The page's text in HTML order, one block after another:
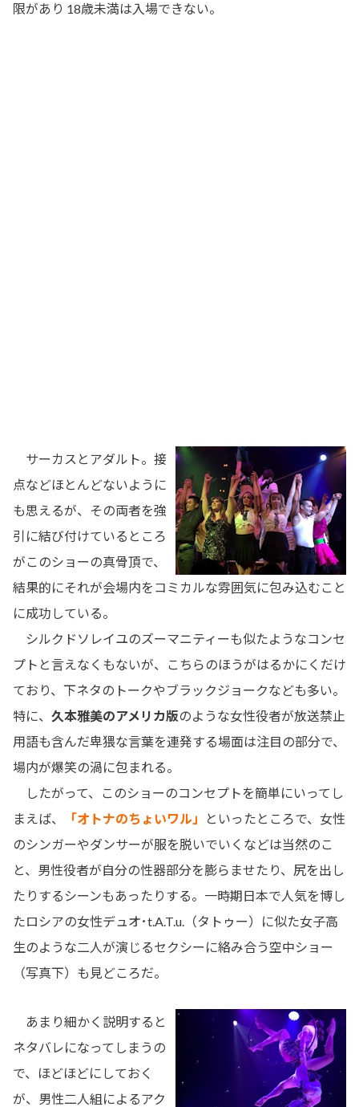
限があり 18歳未満は入場できない。
サーカスとアダルト。接
点などほとんどないように
も思えるが、その両者を強
引に結び付けているところ
がこのショーの真骨頂で、
結果的にそれが会場内をコミカルな雰囲気に包み込むこと
に成功している。
シルクドソレイユのズーマニティーも似たようなコンセ
プトと言えなくもないが、こちらのほうがはるかにくだけ
ており、下ネタのトークやブラックジョークなども多い。
特に、 久本雅美のアメリカ版のような女性役者が放送禁止
用語も含んだ卑猥な言葉を連発する場面は注目の部分で、
場内が爆笑の渦に包まれる。
したがって、このショーのコンセプトを簡単にいってし
まえば、
「オトナのちょいワル」
といったところで、女性
のシンガーやダンサーが服を脱いでいくなどは当然のこ
と、男性役者が自分の性器部分を膨らませたり、尻を出し
たりするシーンもあったりする。一時期日本で人気を博し
たロシアの女性デュオ･t.A.T.u.（タトゥー）に似た女子高
生のような二人が演じるセクシーに絡み合う空中ショー
（写真下）も見どころだ。
あまり細かく説明すると
ネタバレになってしまうの
で、ほどほどにしておく
が、男性二人組によるアク